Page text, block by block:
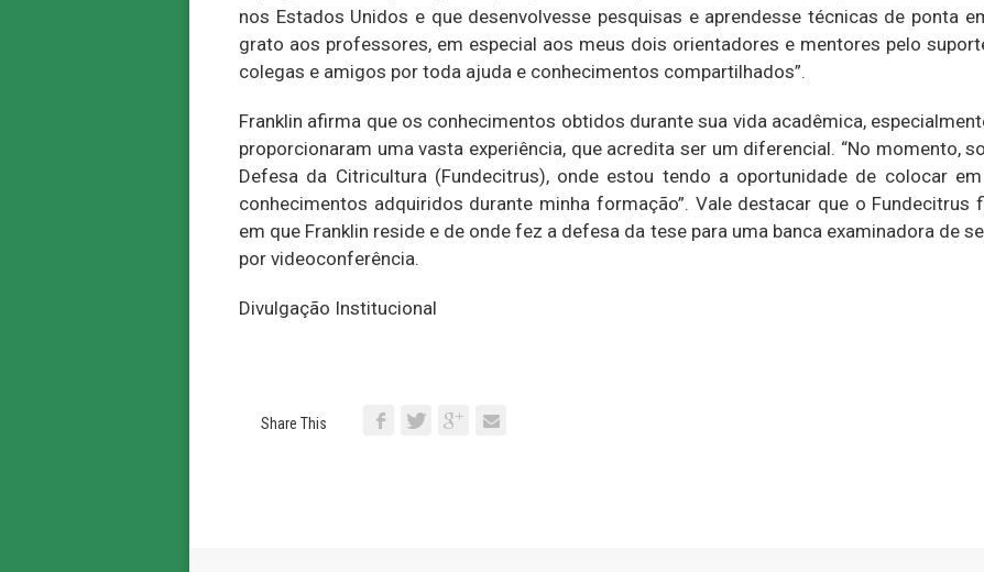
nos Estados Unidos e que desenvolvesse pesquisas e aprendesse técnicas de ponta
grato aos professores, em especial aos meus dois orientadores e mentores pelo
colegas e amigos por toda ajuda e conhecimentos compartilhados”.
Franklin afirma que os conhecimentos obtidos durante sua vida acadêmica,
proporcionaram uma vasta experiência, que acredita ser um diferencial. “No momento,
Defesa da Citricultura (Fundecitrus), onde estou tendo a oportunidade de colocar
conhecimentos adquiridos durante minha formação”. Vale destacar que o Fundecitrus
em que Franklin reside e de onde fez a defesa da tese para uma banca examinadora de
por videoconferência.
Divulgação Institucional
Share This